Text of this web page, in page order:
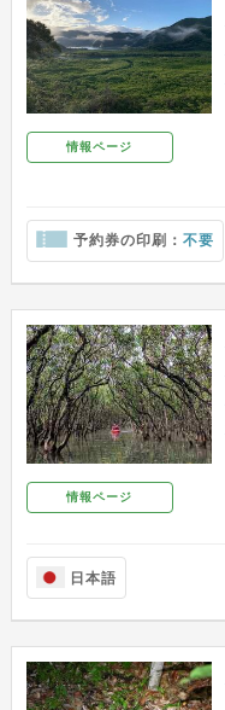
情報ページ
予約券の印刷： 不要
情報ページ
日本語